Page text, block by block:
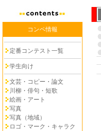
コンペ情報
定番コンテスト一覧
学生向け
文芸・コピー・論文
川柳・俳句・短歌
絵画・アート
写真
写真（地域）
ロゴ・マーク・キャラク